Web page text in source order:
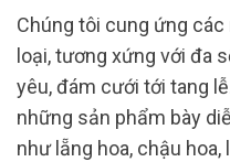
Chúng tôi cung ứng
loại, tương xứng với đa
yêu, đám cưới tới tang
những sản phẩm bày
như lẵng hoa, chậu